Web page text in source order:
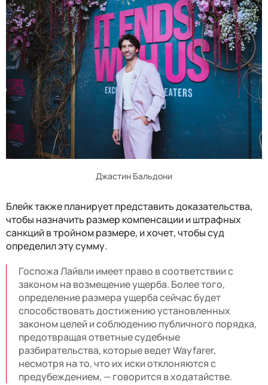
Джастин Бальдони
Блейк также планирует представить доказательства,
чтобы назначить размер компенсации и штрафных
санкций в тройном размере, и хочет, чтобы суд
определил эту сумму.
Госпожа Лайвли имеет право в соответствии с
законом на возмещение ущерба. Более того,
определение размера ущерба сейчас будет
способствовать достижению установленных
законом целей и соблюдению публичного порядка,
предотвращая ответные судебные
разбирательства, которые ведет Wayfarer,
несмотря на то, что их иски отклоняются с
предубеждением, — говорится в ходатайстве.